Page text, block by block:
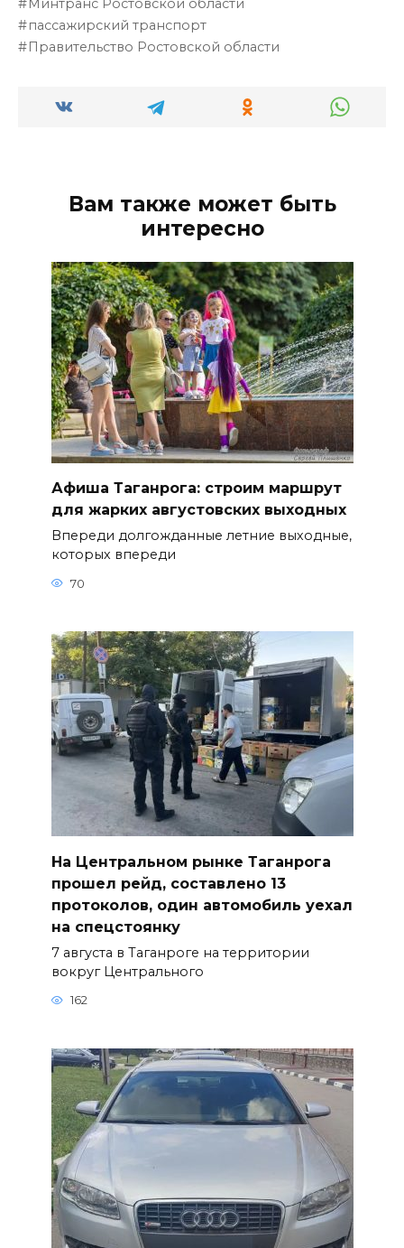
Минтранс Ростовской области
пассажирский транспорт
Правительство Ростовской области
Вам также может быть
интересно
Афиша Таганрога: строим маршрут
для жарких августовских выходных
Впереди долгожданные летние выходные,
которых впереди
70
На Центральном рынке Таганрога
прошел рейд, составлено 13
протоколов, один автомобиль уехал
на спецстоянку
7 августа в Таганроге на территории
вокруг Центрального
162